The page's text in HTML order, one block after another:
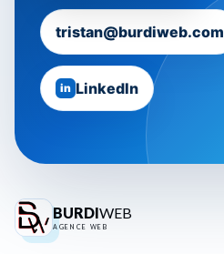
tristan@burdiweb.com
in LinkedIn
BURDIWEB
AGENCE WEB